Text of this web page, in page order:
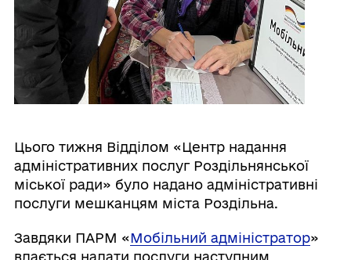
Цього тижня Відділом «Центр надання
адміністративних послуг Роздільнянської
міської ради» було надано адміністративні
послуги мешканцям міста Роздільна.
Завдяки ПАРМ «Мобільний адміністратор»
вдається надати послуги наступним